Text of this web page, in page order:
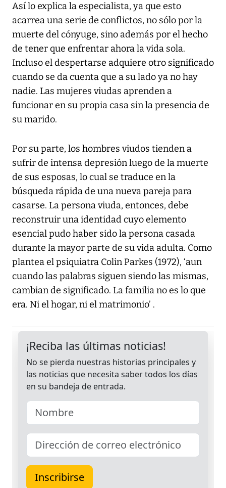
Así lo explica la especialista, ya que esto
acarrea una serie de conflictos, no sólo por la
muerte del cónyuge, sino además por el hecho
de tener que enfrentar ahora la vida sola.
Incluso el despertarse adquiere otro significado
cuando se da cuenta que a su lado ya no hay
nadie. Las mujeres viudas aprenden a
funcionar en su propia casa sin la presencia de
su marido.
Por su parte, los hombres viudos tienden a
sufrir de intensa depresión luego de la muerte
de sus esposas, lo cual se traduce en la
búsqueda rápida de una nueva pareja para
casarse. La persona viuda, entonces, debe
reconstruir una identidad cuyo elemento
esencial pudo haber sido la persona casada
durante la mayor parte de su vida adulta. Como
plantea el psiquiatra Colin Parkes (1972), ‘aun
cuando las palabras siguen siendo las mismas,
cambian de significado. La familia no es lo que
era. Ni el hogar, ni el matrimonio’ .